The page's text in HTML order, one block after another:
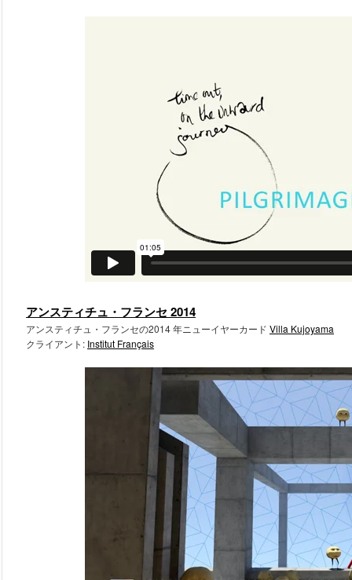
アンスティチュ・フランセ 2014
アンスティチュ・フランセの2014 年ニューイヤーカード Villa Kujoyama
クライアント: Institut Français